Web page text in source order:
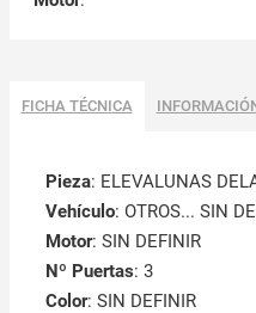
FICHA TÉCNICA
Pieza: ELEVALUNAS
Vehículo: OTROS... SIN
Motor: SIN DEFINIR
Nº Puertas: 3
Color: SIN DEFINIR